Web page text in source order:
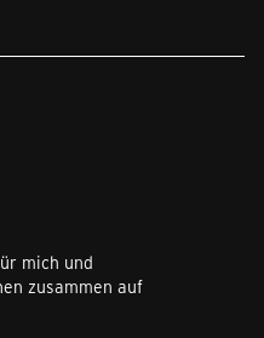
mich und
zusammen auf